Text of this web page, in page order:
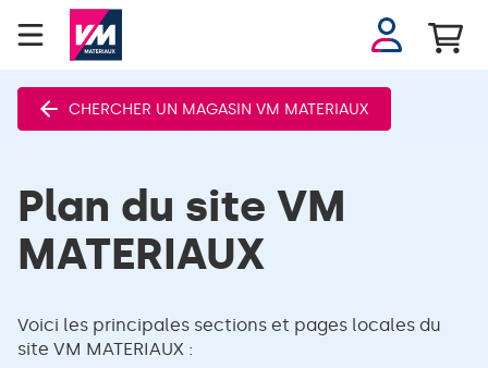
Se
connecter
CHERCHER UN MAGASIN VM MATERIAUX
Plan du site VM
MATERIAUX
Voici les principales sections et pages locales du
site VM MATERIAUX :